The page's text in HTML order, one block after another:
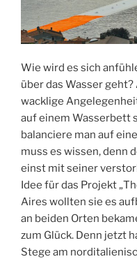
Wie wird es sich
über das Wasser
wacklige
auf einem Wasserbett
balanciere man auf
muss es wissen, denn
einst mit seiner
Idee für das Projekt
Aires wollten sie es
an beiden Orten
zum Glück. Denn jetzt
Stege am